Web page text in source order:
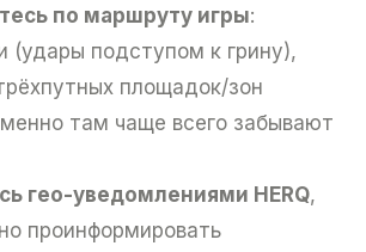
по маршруту игры:
(удары подступом к грину),
площадок/зон
там чаще всего забывают
гео-уведомлениями HERQ,
проинформировать